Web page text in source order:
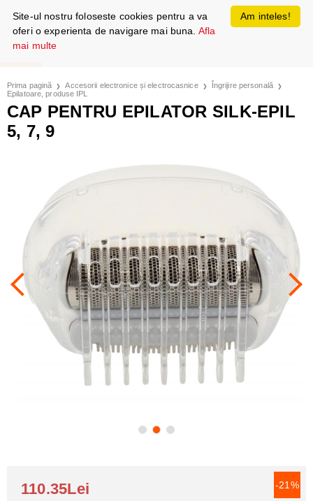
Prima pagină Accesorii electronice și electrocasnice
Îngrijire personală
Epilatoare, produse IPL
CAP PENTRU EPILATOR SILK-EPIL
5, 7, 9
-21%
110.35Lei
Am inteles!
Site-ul nostru foloseste cookies pentru a va
oferi o experienta de navigare mai buna. Afla
mai multe